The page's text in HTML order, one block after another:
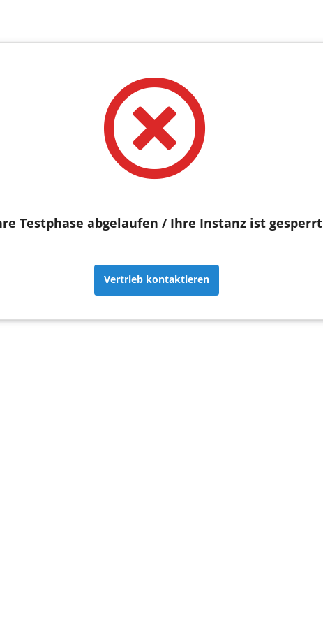
Testphase abgelaufen / Ihre Instanz ist gesperrt
Vertrieb kontaktieren